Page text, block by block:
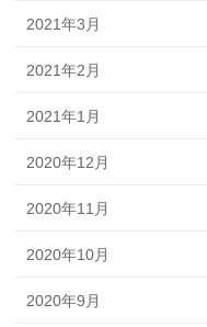
2021年3月
2021年2月
2021年1月
2020年12月
2020年11月
2020年10月
2020年9月